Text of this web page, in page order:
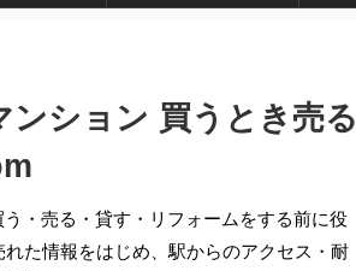
ンション 買うとき売る
・売る・貸す・リフォームをする前に役
た情報をはじめ、駅からのアクセス・耐